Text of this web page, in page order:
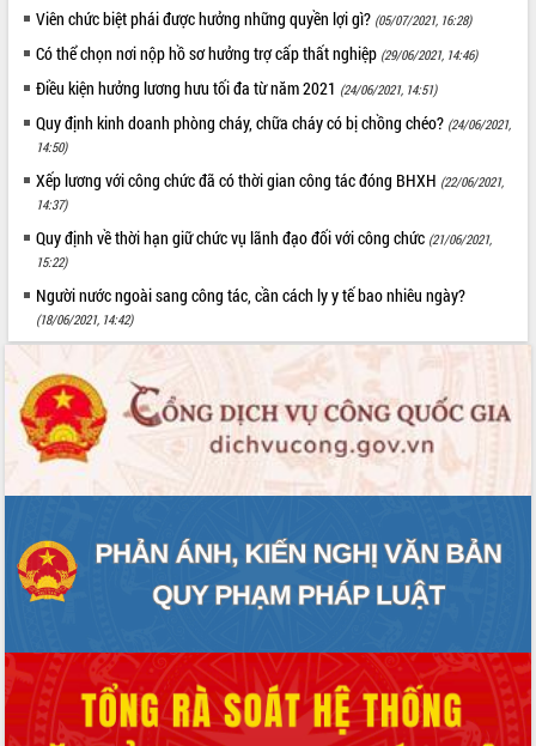
Viên chức biệt phái được hưởng những quyền lợi gì? (05/07/2021, 16:28)
Có thể chọn nơi nộp hồ sơ hưởng trợ cấp thất nghiệp (29/06/2021, 14:46)
Điều kiện hưởng lương hưu tối đa từ năm 2021 (24/06/2021, 14:51)
Quy định kinh doanh phòng cháy, chữa cháy có bị chồng chéo? (24/06/2021,
14:50)
Xếp lương với công chức đã có thời gian công tác đóng BHXH (22/06/2021,
14:37)
Quy định về thời hạn giữ chức vụ lãnh đạo đối với công chức (21/06/2021,
15:22)
Người nước ngoài sang công tác, cần cách ly y tế bao nhiêu ngày?
(18/06/2021, 14:42)